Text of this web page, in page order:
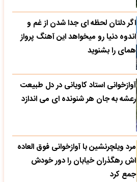
اگر دلتان لحظه ای جدا شدن از غم و
اندوه دنیا رو میخواهد این آهنگ پرواز
همای را بشنوید
آوازخوانی استاد کاویانی در دل طبیعت
رعشه به جان هر شنونده ای می اندازد
مرد ویلچرنشین با آوازخوانی فوق العاده
اش رهگذران خیابان را دور خودش
جمع کرد